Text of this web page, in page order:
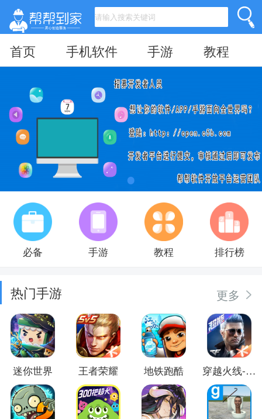
首页 手机软件 手游 教程
必备 手游 教程 排行榜
热门手游 更多
迷你世界 王者荣耀 地铁跑酷 穿越火线-枪战王者